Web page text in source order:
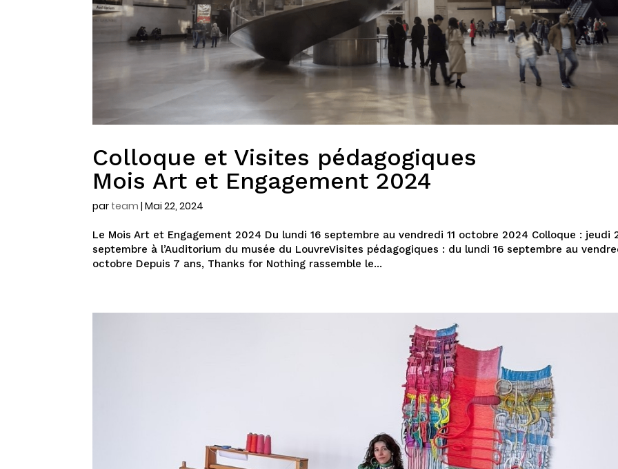
Colloque et Visites pédagogiques
Mois Art et Engagement 2024
par team |Mai 22, 2024
Le Mois Art et Engagement 2024 Du lundi 16 septembre au vendredi 11 octobre 2024 Colloque : jeudi
septembre à l’Auditorium du musée du LouvreVisites pédagogiques : du lundi 16 septembre au
octobre Depuis 7 ans, Thanks for Nothing rassemble le...